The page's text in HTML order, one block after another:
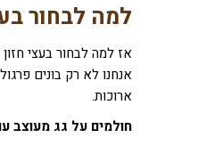
למה לבחור
אנחנו לא רק בונים
ארוכות.
חולמים על גג מעוצב